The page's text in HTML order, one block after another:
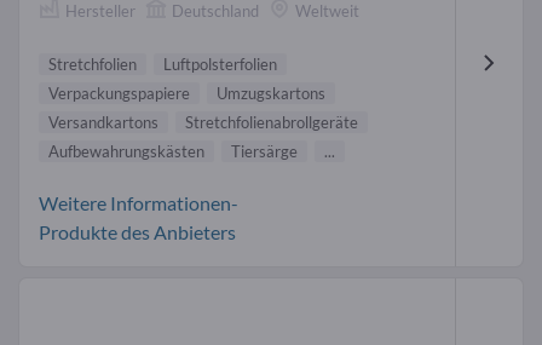
Hersteller Deutschland Weltweit
Stretchfolien
Luftpolsterfolien
Verpackungspapiere
Umzugskartons
Versandkartons
Stretchfolienabrollgeräte
Aufbewahrungskästen
Tiersärge ...
Weitere Informationen-
Produkte des Anbieters